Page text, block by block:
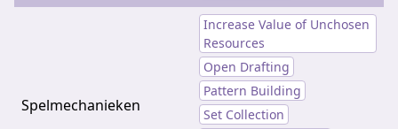
Spelmechanieken
Increase Value of Unchosen
Resources
Open Drafting
Pattern Building
Set Collection